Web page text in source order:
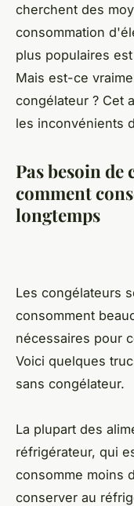
cherchent des
consommation
plus populaires
Mais est-ce
congélateur ? Cet
les inconvénients
Pas besoin
comment
longtemps
Les congélateurs
consomment
nécessaires pour
Voici quelques
sans congélateur.
La plupart des
réfrigérateur, qui
consomme moins
conserver au